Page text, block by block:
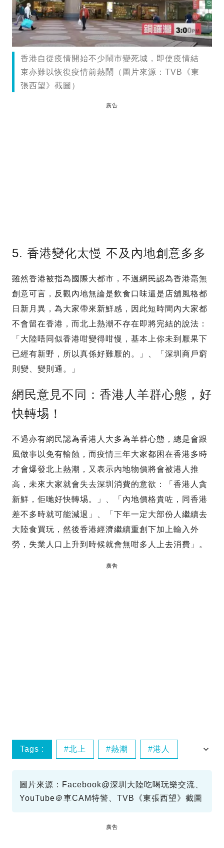
香港自從疫情開始不少鬧市變死城，即使疫情結
束亦難以恢復疫情前熱鬧（圖片來源：TVB《東
張西望》截圖）
廣告
5. 香港變化太慢 不及內地創意多多
雖然香港被指為國際大都市，不過網民認為香港毫無
創意可言，反觀內地無論是飲食口味還是店舖風格都
日新月異，為大家帶來新鮮感，因此短時間內大家都
不會留在香港，而北上熱潮不存在即將完結的說法：
「大陸唔同似香港咁變得咁慢，基本上你未到厭果下
已經有新野，所以真係好難厭的。」、「深圳商戶窮
則變、變則通。」
網民意見不同：香港人羊群心態，好
快轉埸！
不過亦有網民認為香港人大多為羊群心態，總是會跟
風做事以免有輸蝕，而疫情三年大家都困在香港多時
才會爆發北上熱潮，又表示內地物價將會被港人推
高，未來大家就會失去深圳消費的意欲：「香港人貪
新鮮，佢哋好快轉埸。」、「內地價格貴咗，同香港
差不多時就可能減退」、「下年一定大部份人繼續去
大陸食買玩，然後香港經濟繼續重創下加上輸入外
勞，失業人口上升到時候就會無咁多人上去消費」。
廣告
Tags : 北上 熱潮 港人
圖片來源：Facebook@深圳大陸吃喝玩樂交流、
YouTube＠車CAM特警、TVB《東張西望》截圖
廣告